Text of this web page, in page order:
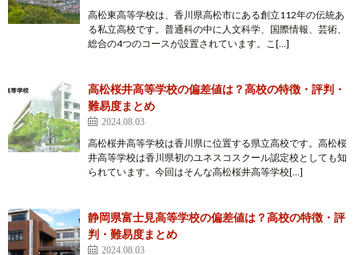
高松東高等学校は、香川県高松市にある創立112年の伝統あ
る私立高校です。普通科の中に人文科学、国際情報、芸術、
総合の4つのコースが設置されています。こ[…]
高松桜井高等学校の偏差値は？高校の特徴・評判・
難易度まとめ
2024.08.03
高松桜井高等学校は香川県に位置する県立高校です。高松桜
井高等学校は香川県初のユネスコスクール認定校としても知
られています。今回はそんな高松桜井高等学校[…]
静岡県富士見高等学校の偏差値は？高校の特徴・評
判・難易度まとめ
2024.08.03